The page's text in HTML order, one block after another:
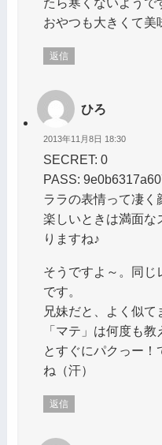
おやつも大きくて美
返信
ひろ
2013年11月8日 18:30
SECRET: 0
PASS:
ララの表情って凄く
楽しいときは満面な
りますね♪
そうですよ～。同じ
です。
兄妹だと、よく似て
「マテ」は何度も
とすぐにパクっー
ね（汗）
返信